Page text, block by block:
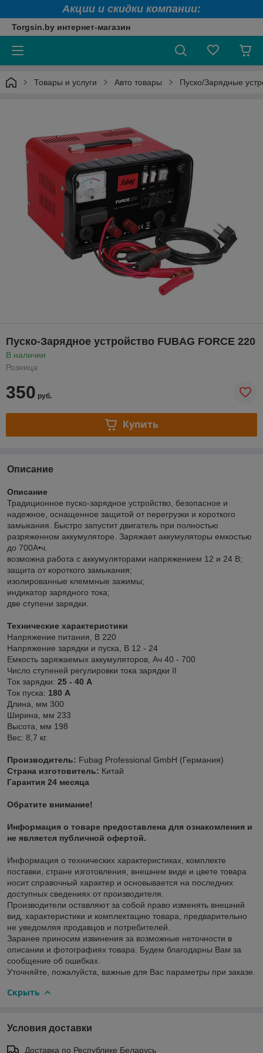
Акции и скидки компании:
Torgsin.by интернет-магазин
Товары и услуги Авто товары Пуско/Зарядные
Пуско-Зарядное устройство FUBAG FORCE 220
В наличии
Розница
350 руб.
Купить
Описание
Описание
Традиционное пуско-зарядное устройство, безопасное и
надежное, оснащенное защитой от перегрузки и короткого
замыкания. Быстро запустит двигатель при полностью
разряженном аккумуляторе. Заряжает аккумуляторы емкостью
до 700А•ч.
возможна работа с аккумуляторами напряжением 12 и 24 В;
защита от короткого замыкания;
изолированные клеммные зажимы;
индикатор зарядного тока;
две ступени зарядки.
Технические характеристики
Напряжение питания, В 220
Напряжение зарядки и пуска, В 12 - 24
Емкость заряжаемых аккумуляторов, Ач 40 - 700
Число ступеней регулировки тока зарядки II
Ток зарядки: 25 - 40 А
Ток пуска: 180 А
Длина, мм 300
Ширина, мм 233
Высота, мм 198
Вес: 8,7 кг.
Производитель: Fubag Professional GmbH (Германия)
Страна изготовитель: Китай
Гарантия 24 месяца
Обратите внимание!
Информация о товаре предоставлена для ознакомления и
не является публичной офертой.
Информация о технических характеристиках, комплекте
поставки, стране изготовления, внешнем виде и цвете товара
носит справочный характер и основывается на последних
доступных сведениях от производителя.
Производители оставляют за собой право изменять внешний
вид, характеристики и комплектацию товара, предварительно
не уведомляя продавцов и потребителей.
Заранее приносим извинения за возможные неточности в
описании и фотографиях товара. Будем благодарны Вам за
сообщение об ошибках.
Уточняйте, пожалуйста, важные для Вас параметры при заказе.
Скрыть
Условия доставки
Доставка по Республике Беларусь